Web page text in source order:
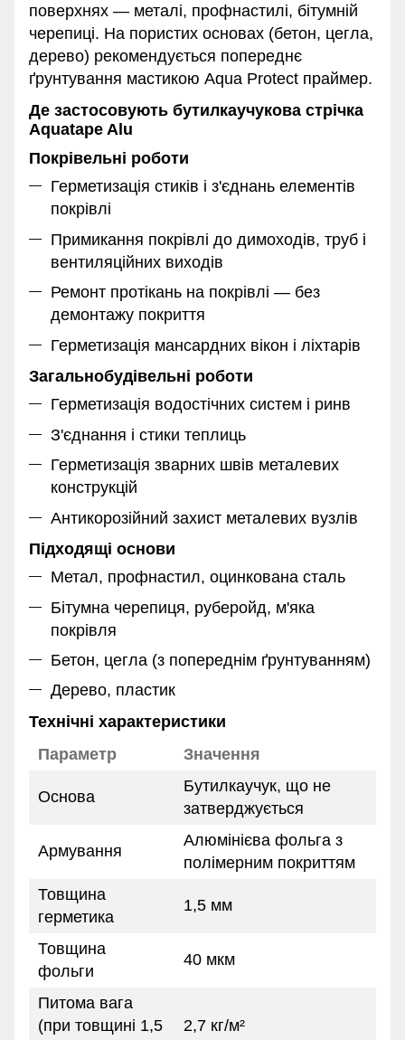
поверхнях — металі, профнастилі, бітумній
черепиці. На пористих основах (бетон, цегла,
дерево) рекомендується попереднє
ґрунтування мастикою Aqua Protect праймер.
Де застосовують бутилкаучукова стрічка
Aquatape Alu
Покрівельні роботи
Герметизація стиків і з'єднань елементів
покрівлі
Примикання покрівлі до димоходів, труб і
вентиляційних виходів
Ремонт протікань на покрівлі — без
демонтажу покриття
Герметизація мансардних вікон і ліхтарів
Загальнобудівельні роботи
Герметизація водостічних систем і ринв
З'єднання і стики теплиць
Герметизація зварних швів металевих
конструкцій
Антикорозійний захист металевих вузлів
Підходящі основи
Метал, профнастил, оцинкована сталь
Бітумна черепиця, руберойд, м'яка
покрівля
Бетон, цегла (з попереднім ґрунтуванням)
Дерево, пластик
Технічні характеристики
Параметр
Значення
Основа
Бутилкаучук, що не
затверджується
Армування
Алюмінієва фольга з
полімерним покриттям
Товщина
герметика
1,5 мм
Товщина
фольги
40 мкм
Питома вага
(при товщині 1,5
2,7 кг/м²